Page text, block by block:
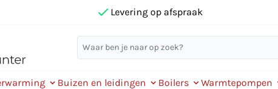
Levering op afspraak
Buizen en leidingen Boilers Warmtepompen